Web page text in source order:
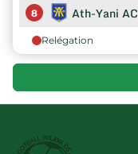
8 Ath-Yani AC
Relégation